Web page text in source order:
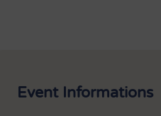
Event Informations